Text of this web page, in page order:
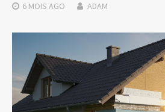
6 MOIS AGO ADAM